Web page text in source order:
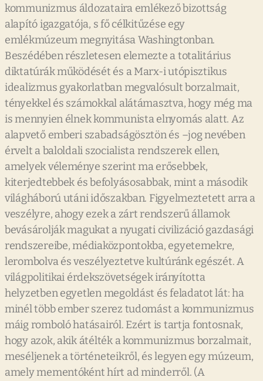
kommunizmus áldozataira emlékező bizottság
alapító igazgatója, s fő célkitűzése egy
emlékmúzeum megnyitása Washingtonban.
Beszédében részletesen elemezte a totalitárius
diktatúrák működését és a Marx-i utópisztikus
idealizmus gyakorlatban megvalósult borzalmait,
tényekkel és számokkal alátámasztva, hogy még ma
is mennyien élnek kommunista elnyomás alatt. Az
alapvető emberi szabadságösztön és –jog nevében
érvelt a baloldali szocialista rendszerek ellen,
amelyek véleménye szerint ma erősebbek,
kiterjedtebbek és befolyásosabbak, mint a második
világháború utáni időszakban. Figyelmeztetett arra a
veszélyre, ahogy ezek a zárt rendszerű államok
bevásárolják magukat a nyugati civilizáció gazdasági
rendszereibe, médiaközpontokba, egyetemekre,
lerombolva és veszélyeztetve kultúránk egészét. A
világpolitikai érdekszövetségek irányította
helyzetben egyetlen megoldást és feladatot lát: ha
minél több ember szerez tudomást a kommunizmus
máig romboló hatásairól. Ezért is tartja fontosnak,
hogy azok, akik átélték a kommunizmus borzalmait,
meséljenek a történeteikről, és legyen egy múzeum,
amely mementóként hírt ad minderről. (A